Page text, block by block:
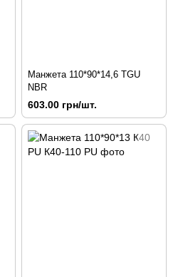
Манжета 110*90*14,6 TGU
NBR
603.00 грн/шт.